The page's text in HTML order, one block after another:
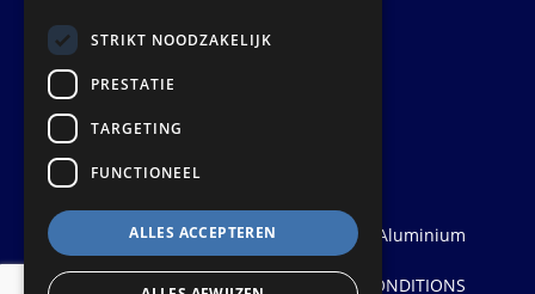
© 2026Euralco Europe - The Power of Aluminium
| Realisatie:Probu
PRIVACY STATEMENT|TERMS AND CONDITIONS
STRIKT NOODZAKELIJK
PRESTATIE
TARGETING
FUNCTIONEEL
ALLES ACCEPTEREN